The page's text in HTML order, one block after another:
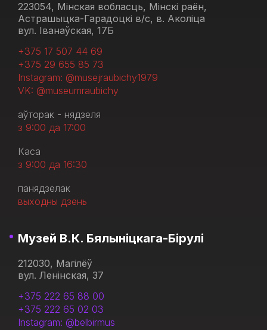
223054, Мінская вобласць, Мінскі раён,
Астрашыцка-Гарадоцкі в/с, в. Аколіца
вул. Іванаўская, 17Б
+375 17 507 44 69
+375 29 655 85 73
Instagram: @musejraubichy1979
VK: @museumraubichy
аўторак - нядзеля
з 9:00 да 17:00
Каса
з 9:00 да 16:30
панядзелак
выходны дзень
Музей В.К. Бялыніцкага-Бірулі
212030, Магілёў
вул. Ленінская, 37
+375 222 65 88 00
+375 222 65 02 03
Instagram: @belbirmus